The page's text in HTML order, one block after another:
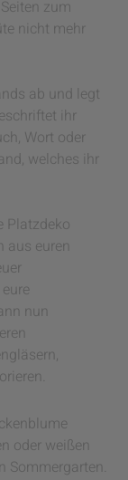
zum
nicht mehr
ab und legt
ihr
Wort oder
welches ihr
Platzdeko
aus euren
nun
oder weißen
Sommergarten.